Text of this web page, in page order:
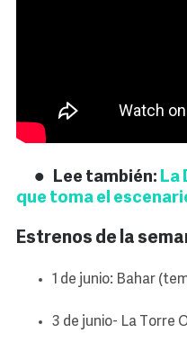
Lee también: La
que toma el
Estrenos de la
1 de junio: Bahar
3 de junio- La Torre